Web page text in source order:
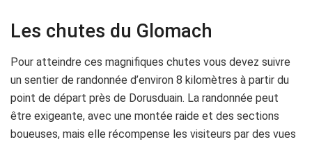
Les chutes du Glomach
Pour atteindre ces magnifiques chutes vous devez suivre
un sentier de randonnée d’environ 8 kilomètres à partir du
point de départ près de Dorusduain. La randonnée peut
être exigeante, avec une montée raide et des sections
boueuses, mais elle récompense les visiteurs par des vues